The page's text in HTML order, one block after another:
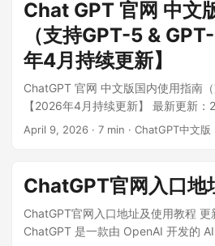
Chat GPT 官网 中文
（支持GPT-5 &
年4月持续更新】
ChatGPT 官网 中文版国内使用指南
【2026年4月持续更新】 最新更新
提供最全面的 ChatGPT 官网使用指
站，支持 GPT-5、GPT-4o 等最新模
享强大的 AI 服务。 ...
April 9, 2026 · 7 min · ChatGPT中文版
ChatGPT官网入口地
ChatGPT官网入口地址及使用教程
ChatGPT 是一款由 OpenAI 开发的